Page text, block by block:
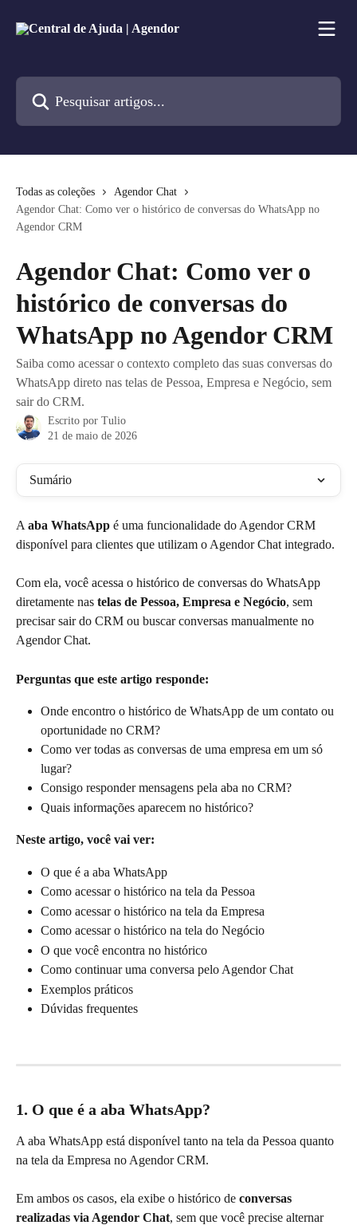
Todas as coleções
Agendor Chat
Agendor Chat: Como ver o histórico de conversas do WhatsApp no
Agendor CRM
Agendor Chat: Como ver o
histórico de conversas do
WhatsApp no Agendor CRM
Saiba como acessar o contexto completo das suas conversas do
WhatsApp direto nas telas de Pessoa, Empresa e Negócio, sem
sair do CRM.
Escrito por Tulio
21 de maio de 2026
Sumário
A aba WhatsApp é uma funcionalidade do Agendor CRM
disponível para clientes que utilizam o Agendor Chat integrado.
Com ela, você acessa o histórico de conversas do WhatsApp
diretamente nas telas de Pessoa, Empresa e Negócio, sem
precisar sair do CRM ou buscar conversas manualmente no
Agendor Chat.
Perguntas que este artigo responde:
Onde encontro o histórico de WhatsApp de um contato ou
oportunidade no CRM?
Como ver todas as conversas de uma empresa em um só
lugar?
Consigo responder mensagens pela aba no CRM?
Quais informações aparecem no histórico?
Neste artigo, você vai ver:
O que é a aba WhatsApp
Como acessar o histórico na tela da Pessoa
Como acessar o histórico na tela da Empresa
Como acessar o histórico na tela do Negócio
O que você encontra no histórico
Como continuar uma conversa pelo Agendor Chat
Exemplos práticos
Dúvidas frequentes
1. O que é a aba WhatsApp?
A aba WhatsApp está disponível tanto na tela da Pessoa quanto
na tela da Empresa no Agendor CRM.
Em ambos os casos, ela exibe o histórico de conversas
realizadas via Agendor Chat, sem que você precise alternar